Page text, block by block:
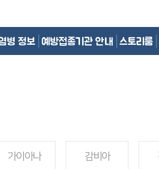
병 정보 예방접종기관 안내 스토리룸
가이아나 감비아